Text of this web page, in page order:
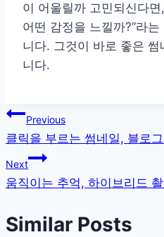
이 어울릴까 고민되신다
어떤 감정을 느낄까?”라
니다. 그것이 바로 좋은
니다.
글
탐
색
Previous
클릭을 부르는 썸네일, 블로
Next
움직이는 추억, 하이브리드
Similar Posts